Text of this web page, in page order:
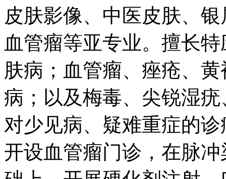
皮肤影像、中医皮肤、
血管瘤等亚专业。擅长
肤病；血管瘤、痤疮、
病；以及梅毒、尖锐湿
对少见病、疑难重症的
开设血管瘤门诊，在脉